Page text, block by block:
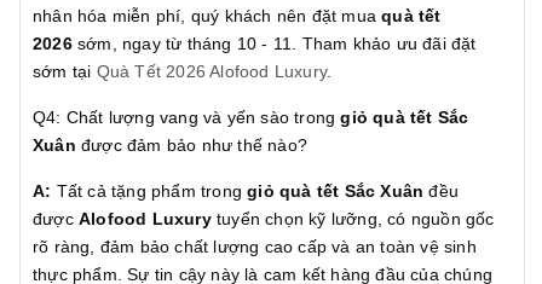
nhân hóa miễn phí, quý khách nên đặt muaquà tết
2026sớm, ngay từ tháng 10 - 11. Tham khảo ưu đãi đặt
sớm tại Quà Tết 2026 Alofood Luxury.
Q4: Chất lượng vang và yến sào tronggiỏ quà tết Sắc
Xuân được đảm bảo như thế nào?
A: Tất cả tặng phẩm tronggiỏ quà tết Sắc Xuân đều
được Alofood Luxurytuyển chọn kỹ lưỡng, có nguồn gốc
rõ ràng, đảm bảo chất lượng cao cấp và an toàn vệ sinh
thực phẩm. Sự tin cậy này là cam kết hàng đầu của chúng